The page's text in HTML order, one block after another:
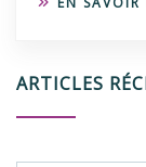
ARTICLES